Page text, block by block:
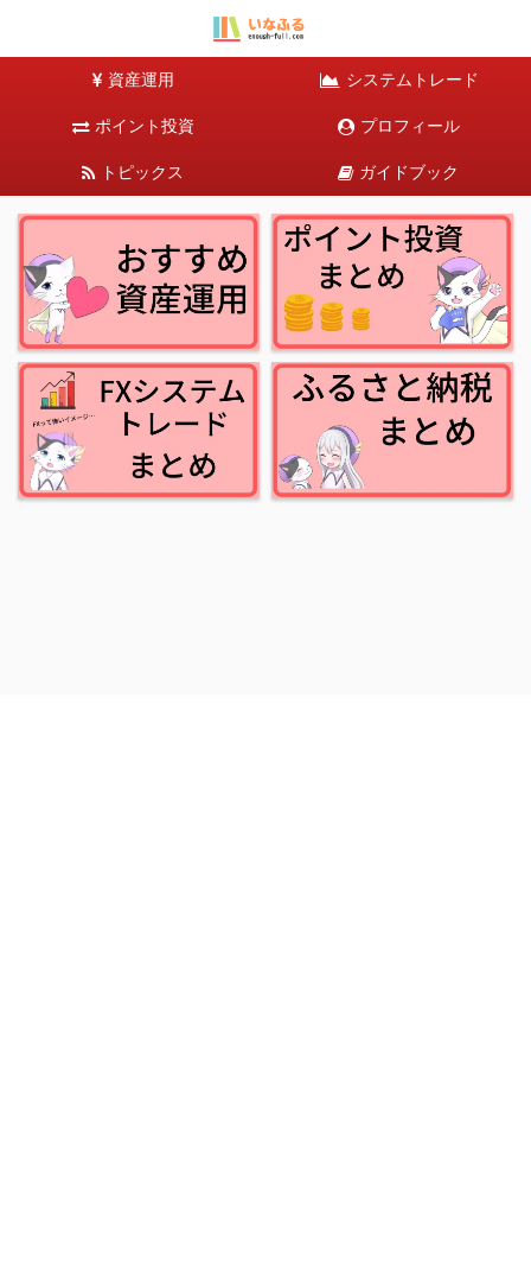
資産運用 システムトレード
ポイント投資 プロフィール
トピックス ガイドブック